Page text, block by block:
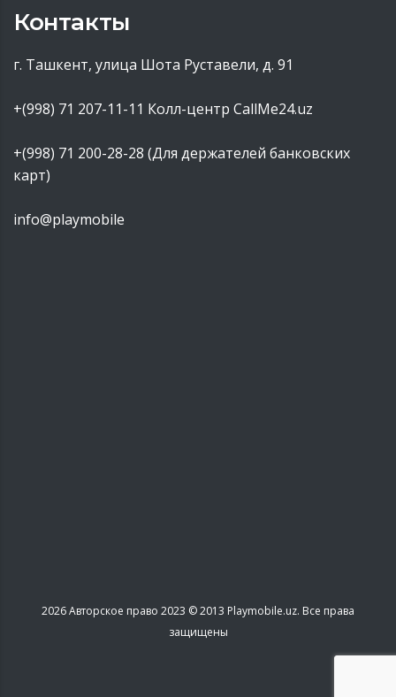
Контакты
г. Ташкент, улица Шота Руставели, д. 91
+(998) 71 207-11-11 Колл-центр CallMe24.uz
+(998) 71 200-28-28 (Для держателей банковских
карт)
info@playmobile
2026Авторское право 2023 © 2013 Playmobile.uz. Все права
защищены